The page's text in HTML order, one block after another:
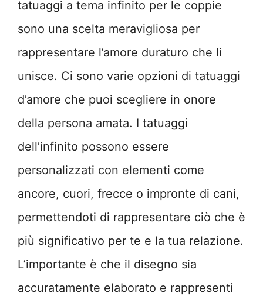
tatuaggi a tema infinito per le coppie
sono una scelta meravigliosa per
rappresentare l’amore duraturo che li
unisce. Ci sono varie opzioni di tatuaggi
d’amore che puoi scegliere in onore
della persona amata. I tatuaggi
dell’infinito possono essere
personalizzati con elementi come
ancore, cuori, frecce o impronte di cani,
permettendoti di rappresentare ciò che è
più significativo per te e la tua relazione.
L’importante è che il disegno sia
accuratamente elaborato e rappresenti